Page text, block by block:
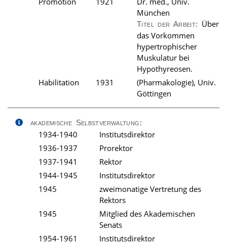
München
Titel der Arbeit: Über
das Vorkommen
hypertrophischer
Muskulatur bei
Hypothyreosen.
Habilitation
1931
(Pharmakologie), Univ.
Göttingen
akademische Selbstverwaltung:
1934-1940
Institutsdirektor
1936-1937
Prorektor
1937-1941
Rektor
1944-1945
Institutsdirektor
1945
zweimonatige Vertretung des
Rektors
1945
Mitglied des Akademischen
Senats
1954-1961
Institutsdirektor